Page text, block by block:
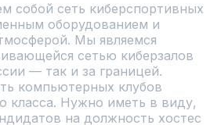
собой сеть киберспортивных
оборудованием и
Мы являемся
сетью киберзалов
— так и за границей.
компьютерных клубов
класса. Нужно иметь в виду,
на должность хостес